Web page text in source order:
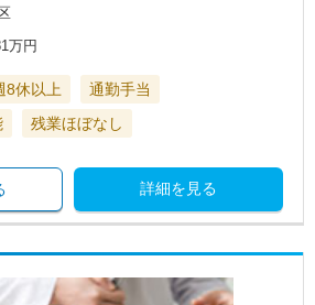
万円
8休以上
通勤手当
残業ほぼなし
詳細を見る